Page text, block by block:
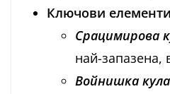
Ключови елементи
Срацимирова
най-запазена,
Войнишка кула